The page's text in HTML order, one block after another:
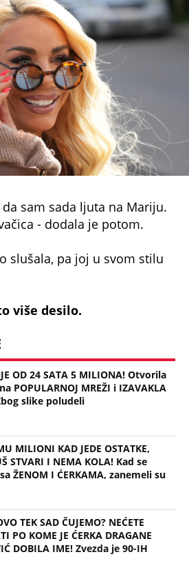
sam sada ljuta na Mariju.
- dodala je potom.
slušala, pa joj u svom stilu
više desilo.
OD 24 SATA 5 MILIONA! Otvorila
POPULARNOJ MREŽI i IZAVAKLA
slike poludeli
MILIONI KAD JEDE OSTATKE,
STVARI I NEMA KOLA! Kad se
ŽENOM I ĆERKAMA, zanemeli su
TEK SAD ČUJEMO? NEĆETE
PO KOME JE ĆERKA DRAGANE
DOBILA IME! Zvezda je 90-IH